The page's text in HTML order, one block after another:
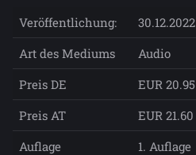
Veröffentlichung:
30.12.2022
Art des Mediums
Audio
Preis DE
EUR 20.95
Preis AT
EUR 21.60
Auflage
1. Auflage